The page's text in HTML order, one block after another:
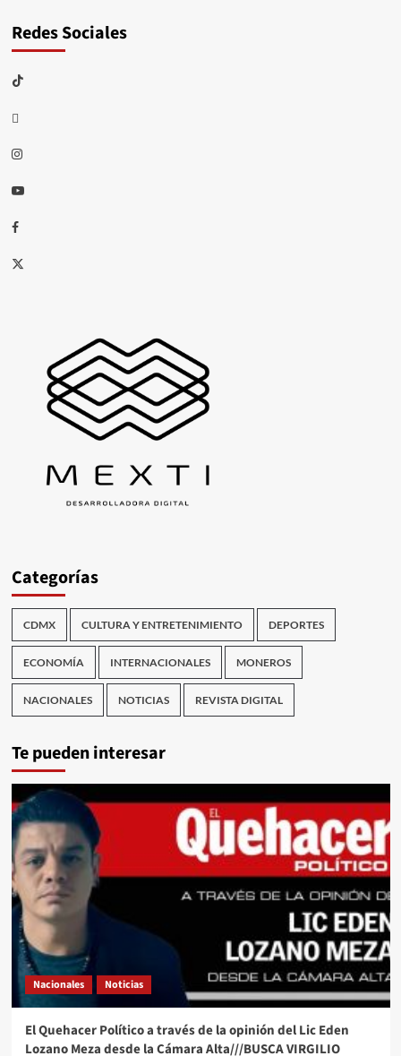
Redes Sociales
TikTok
threads
Instagram
Youtube
Facebook
X
Categorías
CDMX CULTURA Y ENTRETENIMIENTO DEPORTES
ECONOMÍA INTERNACIONALES MONEROS
NACIONALES NOTICIAS REVISTA DIGITAL
Te pueden interesar
Nacionales Noticias
El Quehacer Político a través de la opinión del Lic Eden
Lozano Meza desde la Cámara Alta///BUSCA VIRGILIO